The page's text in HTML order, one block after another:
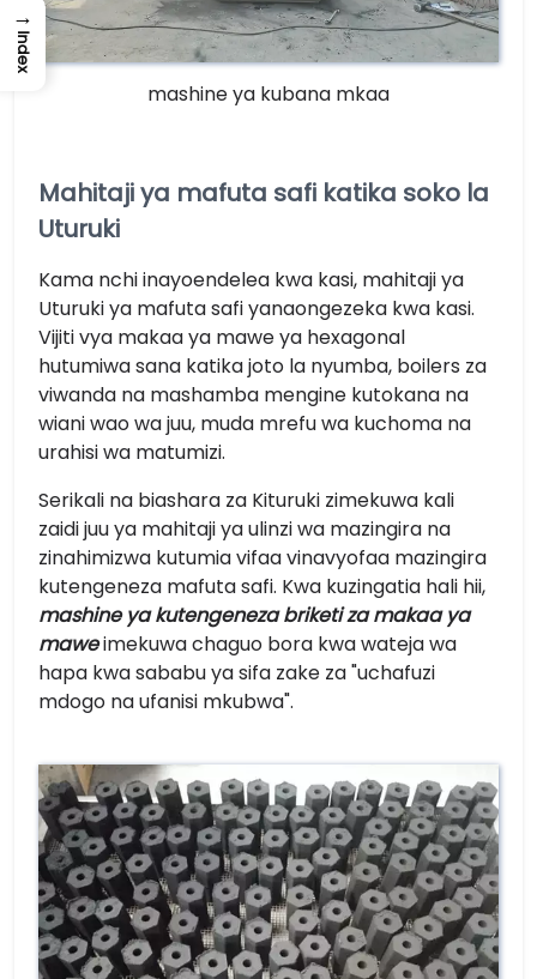
mashine ya kubana mkaa
Mahitaji ya mafuta safi katika soko la
Uturuki
Kama nchi inayoendelea kwa kasi, mahitaji ya
Uturuki ya mafuta safi yanaongezeka kwa kasi.
Vijiti vya makaa ya mawe ya hexagonal
hutumiwa sana katika joto la nyumba, boilers za
viwanda na mashamba mengine kutokana na
wiani wao wa juu, muda mrefu wa kuchoma na
urahisi wa matumizi.
Serikali na biashara za Kituruki zimekuwa kali
zaidi juu ya mahitaji ya ulinzi wa mazingira na
zinahimizwa kutumia vifaa vinavyofaa mazingira
kutengeneza mafuta safi. Kwa kuzingatia hali hii,
mashine ya kutengeneza briketi za makaa ya
maweimekuwa chaguo bora kwa wateja wa
hapa kwa sababu ya sifa zake za "uchafuzi
mdogo na ufanisi mkubwa".
→
Index